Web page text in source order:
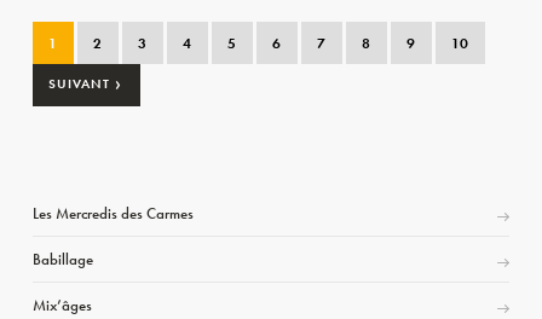
1 2 3 4 5 6 7 8 9 10
SUIVANT ›
Les Mercredis des Carmes
Babillage
Mix’âges